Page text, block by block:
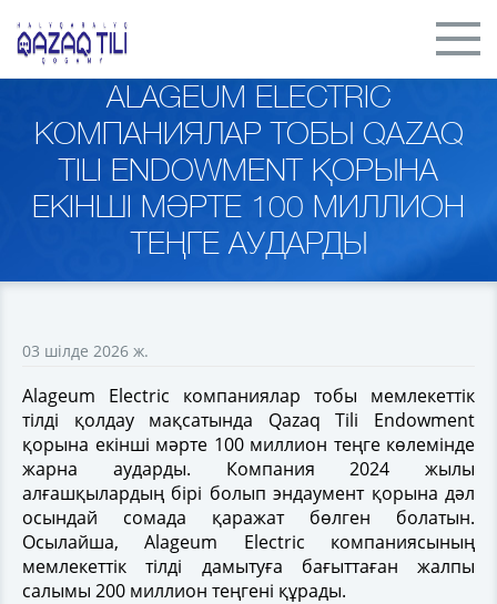
ALAGEUM ELECTRIC
КОМПАНИЯЛАР ТОБЫ QAZAQ
TILI ENDOWMENT ҚОРЫНА
ЕКІНШІ МӘРТЕ 100 МИЛЛИОН
ТЕҢГЕ АУДАРДЫ
03 шілде 2026 ж.
Alageum Electric компаниялар тобы мемлекеттік
тілді қолдау мақсатында Qazaq Tili Endowment
қорына екінші мәрте 100 миллион теңге көлемінде
жарна аударды. Компания 2024 жылы
алғашқылардың бірі болып эндаумент қорына дәл
осындай сомада қаражат бөлген болатын.
Осылайша, Alageum Electric компаниясының
мемлекеттік тілді дамытуға бағыттаған жалпы
салымы 200 миллион теңгені құрады.